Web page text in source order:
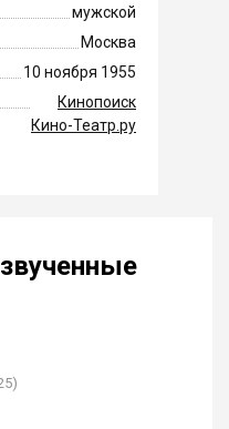
мужской
Москва
10 ноября 1955
Кинопоиск
Кино-Театр.ру